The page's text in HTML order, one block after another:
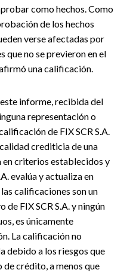
como hechos. Como
de los hechos
verse afectadas por
que no se previeron en el
una calificación.
informe, recibida del
representación o
de FIX SCR S.A.
crediticia de una
en criterios establecidos y
evalúa y actualiza en
calificaciones son un
FIX SCR S.A. y ningún
es únicamente
La calificación no
debido a los riesgos que
de crédito, a menos que